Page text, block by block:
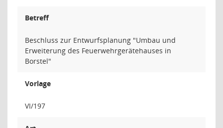
Betreff
Beschluss zur Entwurfsplanung "Umbau und
Erweiterung des Feuerwehrgerätehauses in
Borstel"
Vorlage
VI/197